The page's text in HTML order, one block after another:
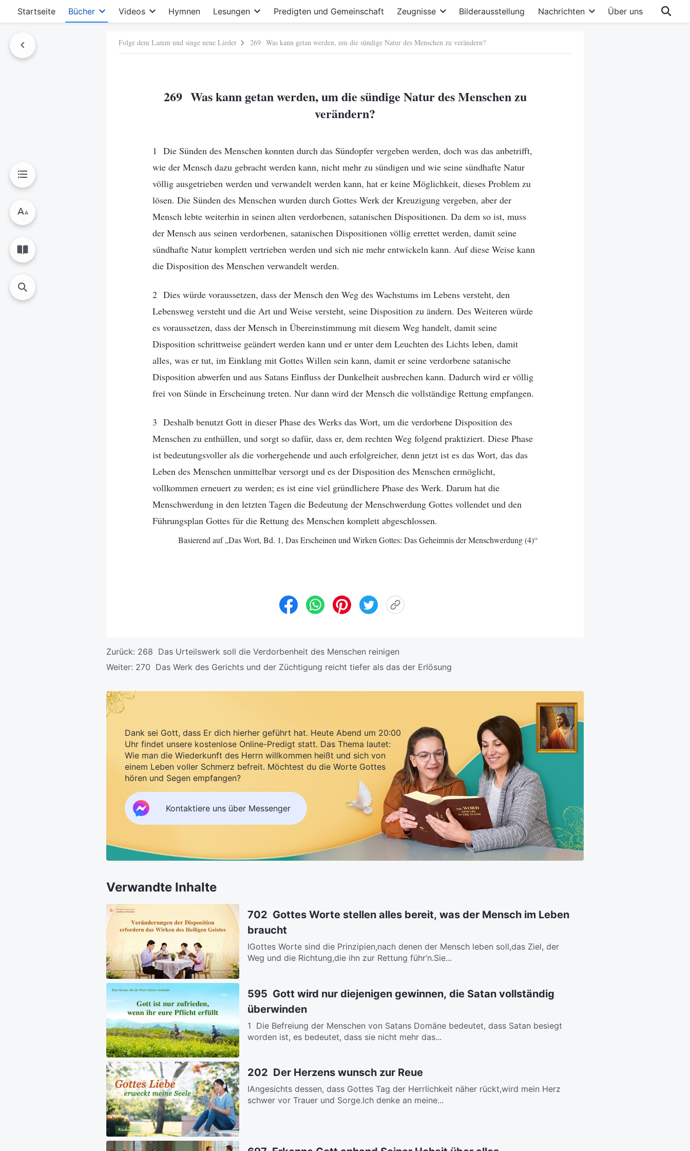
Startseite Bücher Videos Hymnen Lesungen Predigten und Gemeinschaft Zeugnisse Bilderausstellung Nachrichten Über uns
Folge dem Lamm und singe neue Lieder 269 Was kann getan werden, um die sündige Natur des Menschen zu verändern?
269 Was kann getan werden, um die sündige Natur des Menschen zu
verändern?
1 Die Sünden des Menschen konnten durch das Sündopfer vergeben werden, doch was das anbetrifft,
wie der Mensch dazu gebracht werden kann, nicht mehr zu sündigen und wie seine sündhafte Natur
völlig ausgetrieben werden und verwandelt werden kann, hat er keine Möglichkeit, dieses Problem zu
lösen. Die Sünden des Menschen wurden durch Gottes Werk der Kreuzigung vergeben, aber der
Mensch lebte weiterhin in seinen alten verdorbenen, satanischen Dispositionen. Da dem so ist, muss
der Mensch aus seinen verdorbenen, satanischen Dispositionen völlig errettet werden, damit seine
sündhafte Natur komplett vertrieben werden und sich nie mehr entwickeln kann. Auf diese Weise kann
die Disposition des Menschen verwandelt werden.
2 Dies würde voraussetzen, dass der Mensch den Weg des Wachstums im Lebens versteht, den
Lebensweg versteht und die Art und Weise versteht, seine Disposition zu ändern. Des Weiteren würde
es voraussetzen, dass der Mensch in Übereinstimmung mit diesem Weg handelt, damit seine
Disposition schrittweise geändert werden kann und er unter dem Leuchten des Lichts leben, damit
alles, was er tut, im Einklang mit Gottes Willen sein kann, damit er seine verdorbene satanische
Disposition abwerfen und aus Satans Einfluss der Dunkelheit ausbrechen kann. Dadurch wird er völlig
frei von Sünde in Erscheinung treten. Nur dann wird der Mensch die vollständige Rettung empfangen.
3 Deshalb benutzt Gott in dieser Phase des Werks das Wort, um die verdorbene Disposition des
Menschen zu enthüllen, und sorgt so dafür, dass er, dem rechten Weg folgend praktiziert. Diese Phase
ist bedeutungsvoller als die vorhergehende und auch erfolgreicher, denn jetzt ist es das Wort, das das
Leben des Menschen unmittelbar versorgt und es der Disposition des Menschen ermöglicht,
vollkommen erneuert zu werden; es ist eine viel gründlichere Phase des Werk. Darum hat die
Menschwerdung in den letzten Tagen die Bedeutung der Menschwerdung Gottes vollendet und den
Führungsplan Gottes für die Rettung des Menschen komplett abgeschlossen.
Basierend auf „Das Wort, Bd. 1, Das Erscheinen und Wirken Gottes: Das Geheimnis der Menschwerdung (4)“
Zurück: 268 Das Urteilswerk soll die Verdorbenheit des Menschen reinigen
Weiter: 270 Das Werk des Gerichts und der Züchtigung reicht tiefer als das der Erlösung
Dank sei Gott, dass Er dich hierher geführt hat. Heute Abend um 20:00
Uhr findet unsere kostenlose Online-Predigt statt. Das Thema lautet:
Wie man die Wiederkunft des Herrn willkommen heißt und sich von
einem Leben voller Schmerz befreit. Möchtest du die Worte Gottes
hören und Segen empfangen?
Kontaktiere uns über Messenger
Verwandte Inhalte
702 Gottes Worte stellen alles bereit, was der Mensch im Leben
braucht
ⅠGottes Worte sind die Prinzipien,nach denen der Mensch leben soll,das Ziel, der
Weg und die Richtung,die ihn zur Rettung führ’n.Sie...
595 Gott wird nur diejenigen gewinnen, die Satan vollständig
überwinden
1 Die Befreiung der Menschen von Satans Domäne bedeutet, dass Satan besiegt
worden ist, es bedeutet, dass sie nicht mehr das...
202 Der Herzens wunsch zur Reue
ⅠAngesichts dessen, dass Gottes Tag der Herrlichkeit näher rückt,wird mein Herz
schwer vor Trauer und Sorge.Ich denke an meine...